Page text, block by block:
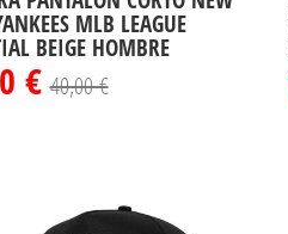
MLB LEAGUE
BEIGE HOMBRE
€40,00 €